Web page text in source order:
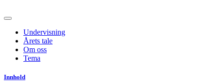
Undervisning
Årets tale
Om oss
Tema
Innhold